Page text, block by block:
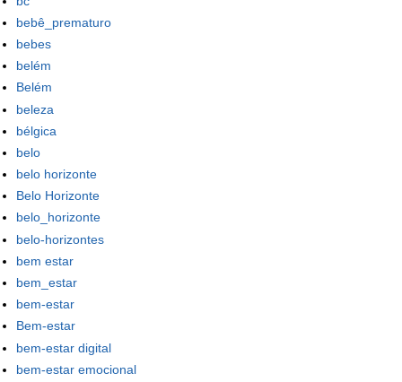
bebê_prematuro
bebes
belém
Belém
beleza
bélgica
belo
belo horizonte
Belo Horizonte
belo_horizonte
belo-horizontes
bem estar
bem_estar
bem-estar
Bem-estar
bem-estar digital
bem-estar emocional